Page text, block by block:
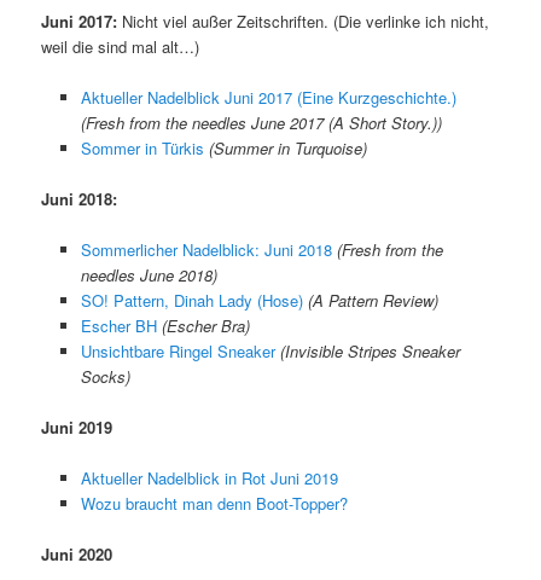
Juni 2017: Nicht viel außer Zeitschriften. (Die verlinke ich nicht,
weil die sind mal alt…)
Aktueller Nadelblick Juni 2017 (Eine Kurzgeschichte.)
(Fresh from the needles June 2017 (A Short Story.))
Sommer in Türkis (Summer in Turquoise)
Juni 2018:
Sommerlicher Nadelblick: Juni 2018 (Fresh from the
needles June 2018)
SO! Pattern, Dinah Lady (Hose) (A Pattern Review)
Escher BH (Escher Bra)
Unsichtbare Ringel Sneaker (Invisible Stripes Sneaker
Socks)
Juni 2019
Aktueller Nadelblick in Rot Juni 2019
Wozu braucht man denn Boot-Topper?
Juni 2020